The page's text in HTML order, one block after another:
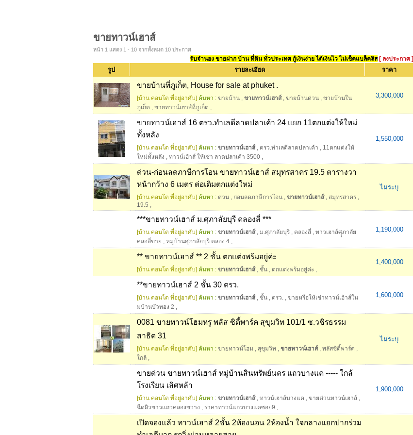
ขายทาวน์เฮาส์
หน้า 1 แสดง 1 - 10 จากทั้งหมด 10 ประกาศ
รับจำนอง ขายฝาก บ้าน ที่ดิน ทั่วประเทศ กู้เงินง่าย ได้เงินไว ไม่เช็คแบล็คลิส [ ลงประกาศ ]
รูป รายละเอียด ราคา
ขายบ้านที่ภูเก็ต, House for sale at phuket .
[บ้าน คอนโด ที่อยู่อาศับ] ค้นหา : ขายบ้าน , ขายทาวน์เฮาส์, ขายบ้านด่วน , ขายบ้านใน
ภูเก็ต , ขายทาวน์เฮาส์ที่ภูเก็ต ,
3,300,000
ขายทาวน์เฮาส์ 16 ตรว.ทำเลดีลาดปลาเค้า 24 แยก 11ตกแต่งให้ใหม่
ทั้งหลัง
[บ้าน คอนโด ที่อยู่อาศับ] ค้นหา : ขายทาวน์เฮาส์, ตรว.ทำเลดีลาดปลาเค้า , 11ตกแต่งให้
ใหม่ทั้งหลัง , ทาวน์เฮ้าส์ ให้เช่า ลาดปลาเค้า 3500 ,
1,550,000
ด่วน-ก่อนลดภาษีการโอน ขายทาวน์เฮาส์ สมุทรสาคร 19.5 ตารางวา
หน้ากว้าง 6 เมตร ต่อเติมตกแต่งใหม่
[บ้าน คอนโด ที่อยู่อาศับ] ค้นหา : ด่วน , ก่อนลดภาษีการโอน , ขายทาวน์เฮาส์, สมุทรสาคร ,
19.5 ,
ไม่ระบุ
***ขายทาวน์เฮาส์ ม.ศุภาลัยบุรี คลองสี่ ***
[บ้าน คอนโด ที่อยู่อาศับ] ค้นหา : ขายทาวน์เฮาส์, ม.ศุภาลัยบุรี , คลองสี่ , ทาวเฮาส์ศุุภาลัย
คลอสี่ขาย , หมู่บ้านศุภาลัยบุรี คลอง 4 ,
1,190,000
** ขายทาวน์เฮาส์ ** 2 ชั้น ตกแต่งพร้มอยู่ค่ะ
[บ้าน คอนโด ที่อยู่อาศับ] ค้นหา : ขายทาวน์เฮาส์, ชั้น , ตกแต่งพร้มอยู่ค่ะ ,
1,400,000
**ขายทาวน์เฮาส์ 2 ชั้น 30 ตรว.
[บ้าน คอนโด ที่อยู่อาศับ] ค้นหา : ขายทาวน์เฮาส์, ชั้น , ตรว. , ขายหรือให้เช่าทาวน์เฮ้าส์ใน
มบ้านบัวทอง 2 ,
1,600,000
0081 ขายทาวน์โฮมหรู พลัส ซิตี้พาร์ค สุขุมวิท 101/1 ซ.วชิรธรรม
สาธิต 31
[บ้าน คอนโด ที่อยู่อาศับ] ค้นหา : ขายทาวน์โฮม , สุขุมวิท , ขายทาวน์เฮาส์, พลัสซิตี้พาร์ค ,
ใกล้ ,
ไม่ระบุ
ขายด่วน ขายทาวน์เฮาส์ หมู่บ้านสินทรัพย์นคร แถวบางแค ----- ใกล้
โรงเรียน เลิศหล้า
[บ้าน คอนโด ที่อยู่อาศับ] ค้นหา : ขายทาวน์เฮาส์, ทาวน์เฮาส์บางแค , ขายด่วนทาวน์เฮาส์ ,
ฉีดผิวขาวแถวคลองขวาง , ราคาทาวน์แถวบางแคซอย9 ,
1,900,000
เปิดจองแล้ว ทาวน์เฮาส์ 2ชั้น 2ห้องนอน 2ห้องน้ำ ใจกลางแยกปากร่วม